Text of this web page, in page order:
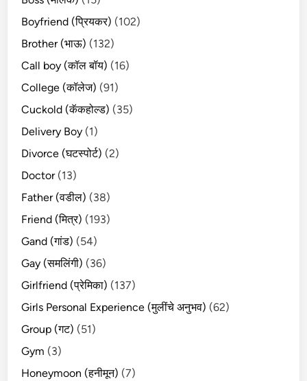
Boyfriend (प्रियकर) (102)
Brother (भाऊ) (132)
Call boy (कॉल बॉय) (16)
College (कॉलेज) (91)
Cuckold (कॅकहोल्ड) (35)
Delivery Boy (1)
Divorce (घटस्पोर्ट) (2)
Doctor(13)
Father (वडील) (38)
Friend (मित्र) (193)
Gand (गांड) (54)
Gay (समलिंगी) (36)
Girlfriend (प्रेमिका) (137)
Girls Personal Experience (मुलींचे अनुभव) (62)
Group (गट) (51)
Gym (3)
Honeymoon (हनीमून) (7)